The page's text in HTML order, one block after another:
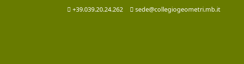
+39.039.20.24.262 sede@collegiogeometri.mb.it